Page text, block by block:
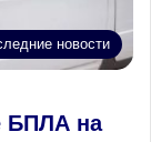
новости
БПЛА на